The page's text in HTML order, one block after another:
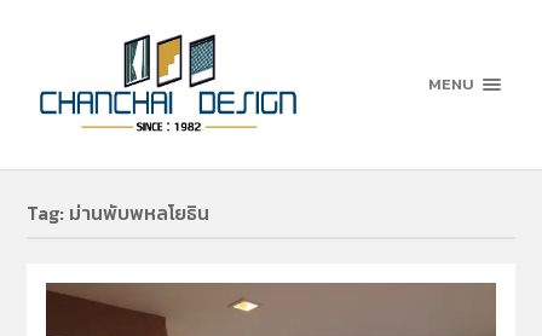
MENU
Tag: ม่านพับพหลโยธิน